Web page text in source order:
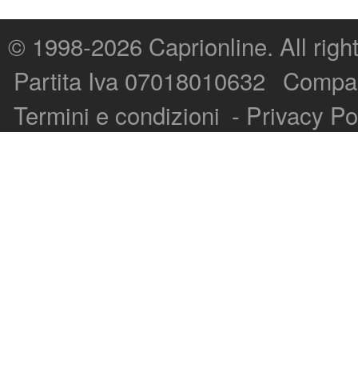
© 1998-2026 Caprionline. All
Partita Iva 07018010632
Termini e condizioni - Privacy
Capri On Line Srl, Via Le Botteghe 10a - 80073 CAPRI (NA) Italy
P.Iva, C.F. e n.Reg.Imprese Napoli: 07018010632 - Rea n.557643